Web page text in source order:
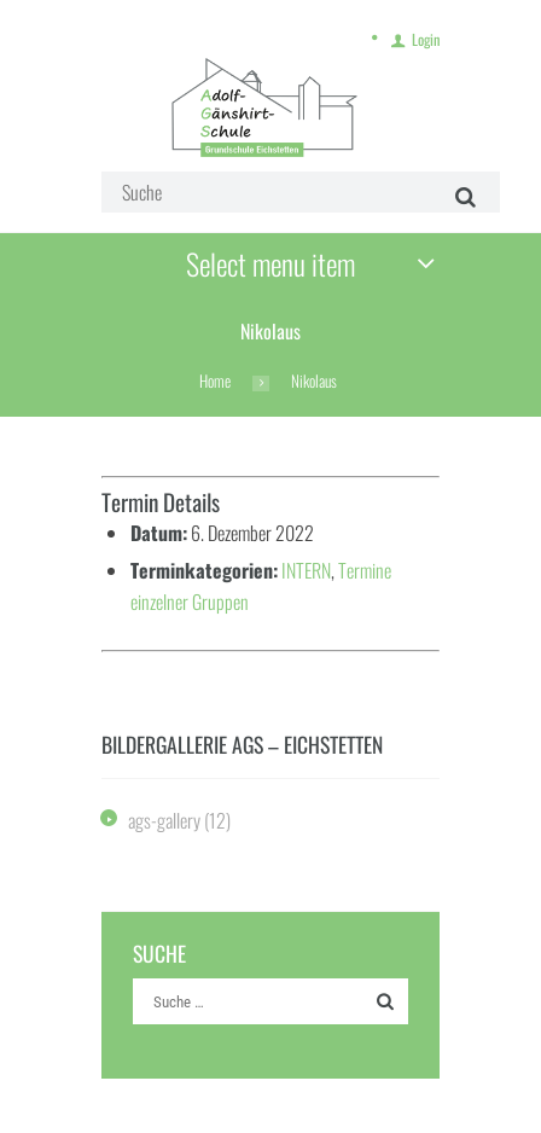
Login
Select menu item
Nikolaus
Home Nikolaus
Termin Details
Datum:6. Dezember 2022
Terminkategorien:INTERN,Termine
einzelner Gruppen
BILDERGALLERIE AGS – EICHSTETTEN
ags-gallery(12)
SUCHE